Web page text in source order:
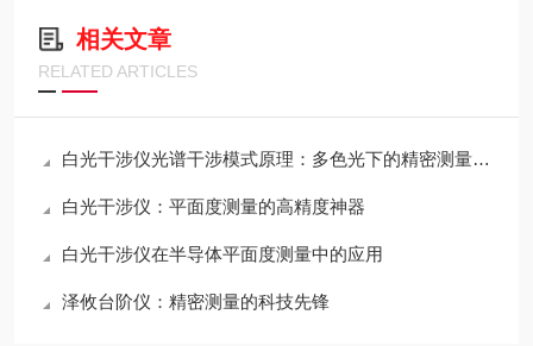
相关文章
RELATED ARTICLES
白光干涉仪光谱干涉模式原理：多色光下的精密测量技术
白光干涉仪：平面度测量的高精度神器
白光干涉仪在半导体平面度测量中的应用
泽攸台阶仪：精密测量的科技先锋